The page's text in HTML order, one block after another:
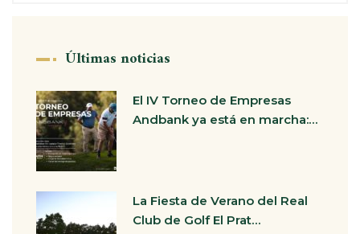
Últimas noticias
El IV Torneo de Empresas
Andbank ya está en marcha:…
La Fiesta de Verano del Real
Club de Golf El Prat…